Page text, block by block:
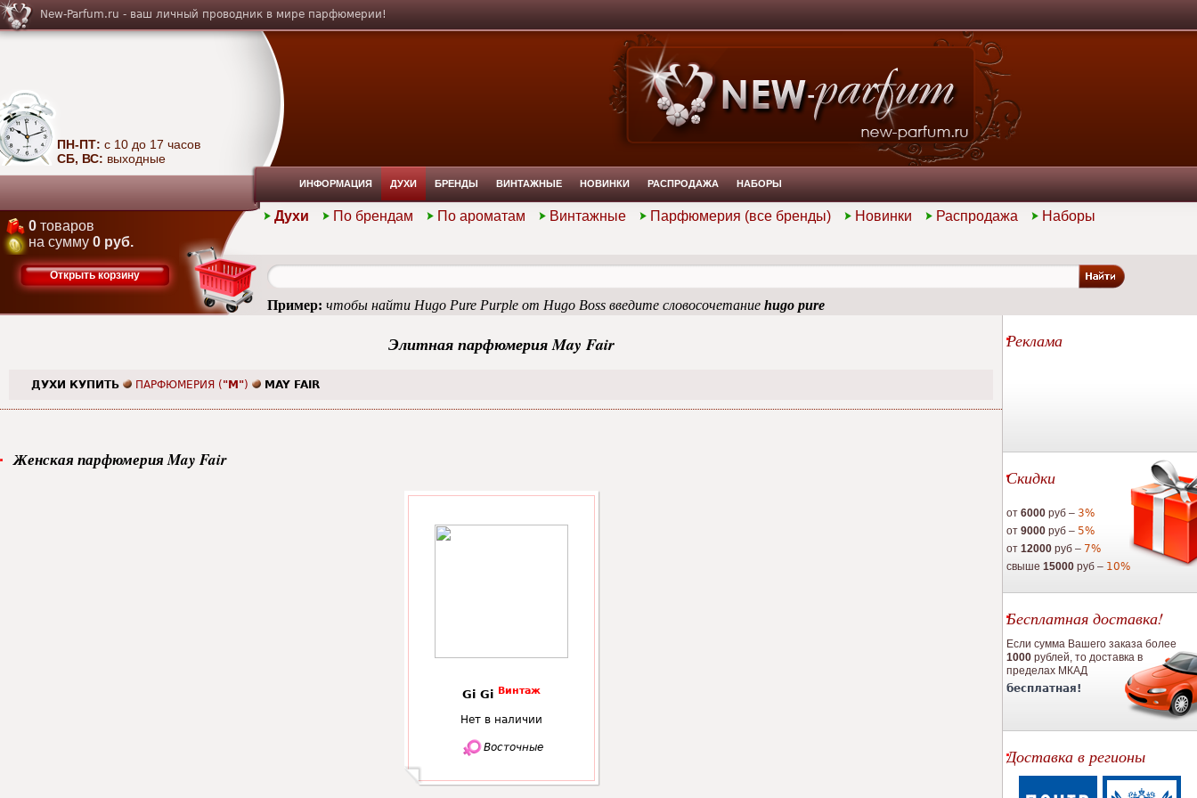
Элитная парфюмерия May Fair
ДУХИ КУПИТЬ ПАРФЮМЕРИЯ ( "M") MAY FAIR
Женская парфюмерия May Fair
Gi Gi Винтаж
Нет в наличии
Восточные
Реклама
Скидки
от 6000 руб – 3%
от 9000 руб – 5%
от 12000 руб – 7%
свыше 15000 руб – 10%
Бесплатная доставка!
Если сумма Вашего заказа более
1000 рублей, то доставка в
пределах МКАД
бесплатная!
Доставка в регионы
New-Parfum.ru - ваш личный проводник в мире парфюмерии!
ПН-ПТ: с 10 до 17 часов
СБ, ВС: выходные
ИНФОРМАЦИЯ ДУХИ БРЕНДЫ ВИНТАЖНЫЕ НОВИНКИ РАСПРОДАЖА НАБОРЫ
Духи По брендам По ароматам Винтажные Парфюмерия (все бренды) Новинки Распродажа Наборы
0 товаров
на сумму 0 руб.
Открыть корзину
Пример: чтобы найти Hugo Pure Purple от Hugo Boss введите словосочетание hugo pure